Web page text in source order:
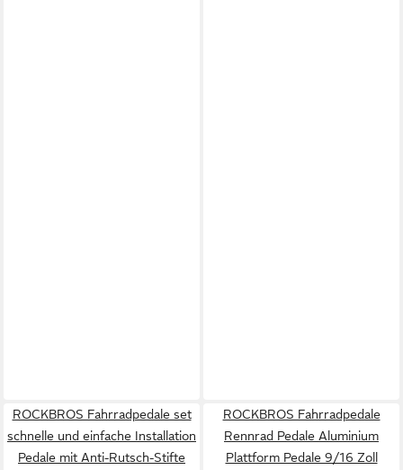
ROCKBROS Fahrradpedale set
schnelle und einfache Installation
Pedale mit Anti-Rutsch-Stifte
ROCKBROS Fahrradpedale
Rennrad Pedale Aluminium
Plattform Pedale 9/16 Zoll